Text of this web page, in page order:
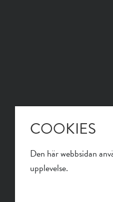
COOKIES
Den här webbsidan
upplevelse.